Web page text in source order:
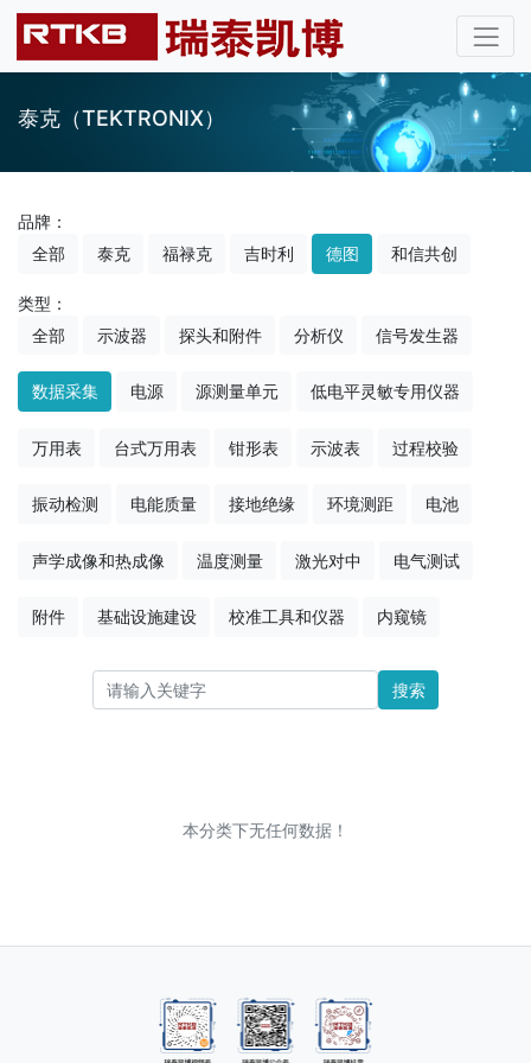
泰克（TEKTRONIX）
品牌：
全部
泰克 福禄克 吉时利 德图 和信共创
类型：
全部
示波器 探头和附件 分析仪 信号发生器
数据采集 电源 源测量单元 低电平灵敏专用仪器
万用表 台式万用表 钳形表 示波表 过程校验
振动检测 电能质量 接地绝缘 环境测距 电池
声学成像和热成像 温度测量 激光对中 电气测试
附件 基础设施建设 校准工具和仪器 内窥镜
搜索
本分类下无任何数据！